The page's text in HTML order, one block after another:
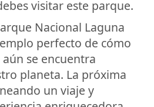
visitar este parque.
Nacional Laguna
perfecto de cómo
se encuentra
planeta. La próxima
un viaje y